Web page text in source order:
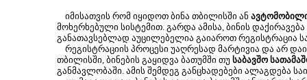
იმისათვის რომ იყიდოთ ბინა თბილისში ან
მოხერხებული სისტემით. გარდა ამისა, ბინის
განათავსებლად აუცილებელია გაიაროთ რეგისტრაცია
რეგისტრაციის პროცესი უაღრესად მარტივია და არ
თბილისში, ბინების გაყიდვა ბათუმში თუ საბავშო
განმავლობაში. ამის შემდეგ განცხადებები ალაგდება